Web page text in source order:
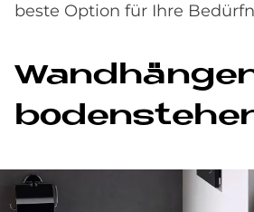
beste Option für Ihre